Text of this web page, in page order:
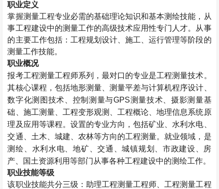
职业定义
掌握测量工程专业必需的基础理论知识和基本测绘技能，从
事工程建设中的测量工作的高级技术应用性专门人才。从事
的主要工作包括：工程规划设计、施工、运行管理等阶段的
测量工作技能。
职业概况
报考工程测量工程师系列，最对口的专业是工程测量技术。
其核心课程，包括地形测量、测量平差与计算机程序设计、
数字化测图技术、控制测量与GPS测量技术、摄影测量基
础、施工测量、工程变形观测、工程概论、地理信息系统原
理及应用等课程。设置的专业方向，包括矿业、水利水电、
交通、土木、城建、农林等方向的工程测量。就业领域，是
测绘、水利水电、地矿、交通、城镇规划、市政建设、房
产、国土资源利用等部门从事各种工程建设中的测绘工作。
职业技能等级
该职业技能共分三级：助理工程测量工程师、工程测量工程